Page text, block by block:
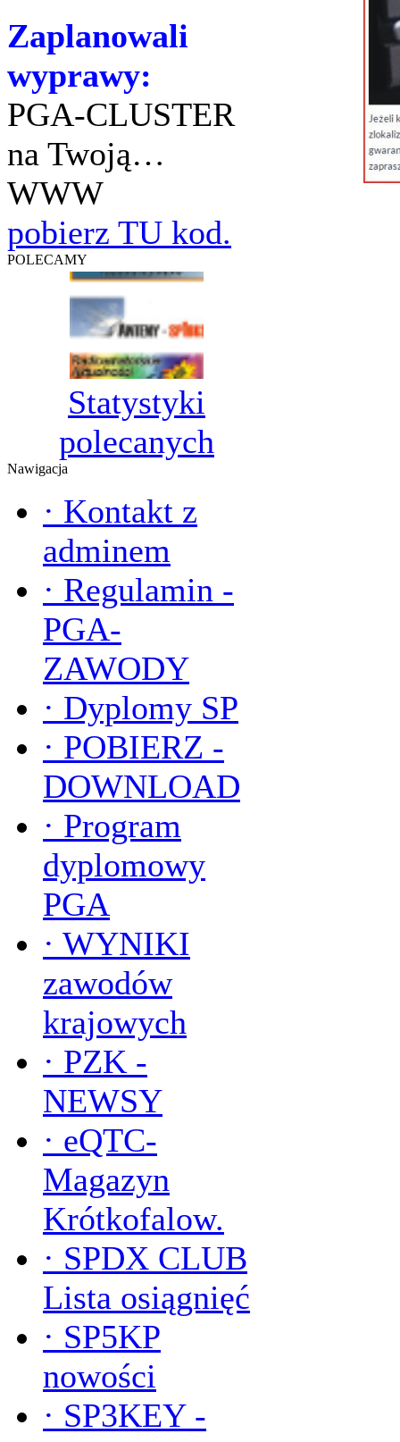
Zaplanowali
wyprawy:
PGA-CLUSTER
na Twoją…
WWW
pobierz TU kod.
POLECAMY
Statystyki
polecanych
Nawigacja
· Kontakt z
adminem
· Regulamin -
PGA-
ZAWODY
· Dyplomy SP
· POBIERZ -
DOWNLOAD
· Program
dyplomowy
PGA
· WYNIKI
zawodów
krajowych
· PZK -
NEWSY
· eQTC-
Magazyn
Krótkofalow.
· SPDX CLUB
Lista osiągnięć
· SP5KP
nowości
· SP3KEY -